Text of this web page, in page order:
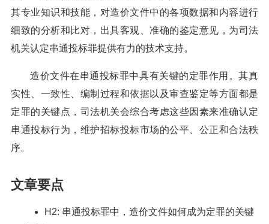
其专业知识和技能，对造价文件中的各项数据和内容进行
细致的分析和比对，出具客观、准确的鉴定意见，为司法
机关认定串通投标罪提供有力的技术支持。
造价文件在串通投标罪中具有关键的定罪作用。其真
实性、一致性、编制过程和依据以及审查鉴定等方面都是
定罪的关键点，司法机关会综合考虑这些因素来准确认定
串通投标行为，维护招标投标市场的公平、公正和合法秩
序。
文章要点
H2: 串通投标罪中，造价文件如何成为定罪的关键